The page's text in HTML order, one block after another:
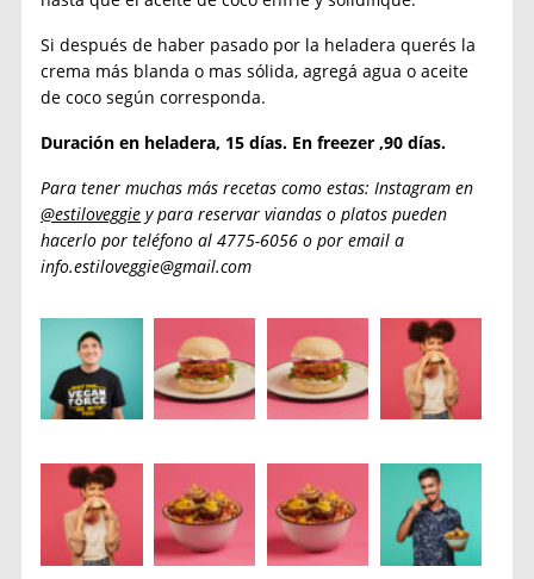
Si después de haber pasado por la heladera querés la
crema más blanda o mas sólida, agregá agua o aceite
de coco según corresponda.
Duración en heladera, 15 días. En freezer ,90 días.
Para tener muchas más recetas como estas: Instagram en
@estiloveggie y para reservar viandas o platos pueden
hacerlo por teléfono al 4775-6056 o por email a
info.estiloveggie@gmail.com